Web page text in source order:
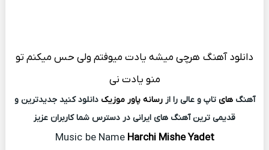
دانلود آهنگ هرچی میشه یادت میوفتم ولی حس میکنم تو
منو یادت نی
آهنگهای تاپ و عالی را ازرسانه پاور موزیک دانلود کنید جدیدترین و
قدیمی ترین آهنگ های ایرانی در دسترس شما کاربران عزیز
Music be NameHarchi Mishe Yadet